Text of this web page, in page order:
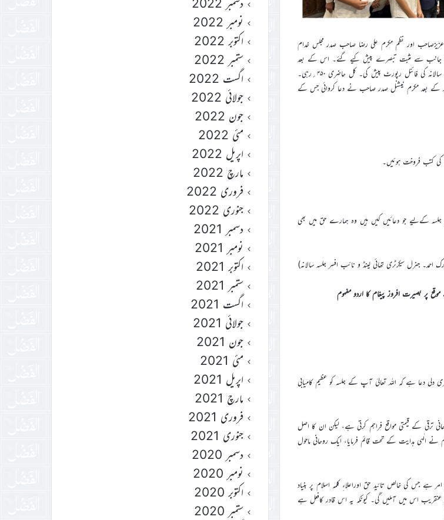
اور نظم مکرم علی رضا صاحب صدر مجلس خدام
کی جانب سے مثبت تبصرے پیش کيے گئے۔ اس کے بعد
خاکسار (نائب افسر جلسہ سالانہ و چیئر مین اسائلم کمیٹی) نے اسائلم کمیٹی تھائی لینڈ کی پراگریس رپورٹ اور جلسہ سالانہ کی فائنل رپورٹ پیش کی۔ کل حاضری ۴۵۰؍رہی۔
۳۰۰۰؍افراد نے استفادہ کیا۔ اختتامی تقریر کے بعد مکرم نیشنل صدر صاحب نے دعا کروائی جس کے
کےليے جو دعائیں کیں ہیں وہ ہمارے حق میں بھی
احمد۔ جنرل سیکرٹری تھائی لینڈ و نائب افسر جلسہ سالانہ)
۲۴و۲۵؍اپریل ۲۰۲۶ء کو منعقد کر رہے ہیں۔ میری دلی دعا ہے کہ اللہ تعالیٰ آپ کے جلسہ کو عظیم کامیابی
ترقی کے قیمتی مواقع فراہم کرتی ہے، لیکن ان کا اصل
نے الٰہی ہدایت کے تحت قائم فرمایا، ایک روحانی ماحول
ہے جس کی خالص تائید حق اوراعلاءِ کلمہ اسلام پر بنیاد
اس میں آملیں گی۔ کیونکہ یہ اس قادر کافعل ہے
دسمبر 2022
نومبر 2022
اکتوبر 2022
ستمبر 2022
اگست 2022
جولائی 2022
جون 2022
مئی 2022
اپریل 2022
مارچ 2022
فروری 2022
جنوری 2022
دسمبر 2021
نومبر 2021
اکتوبر 2021
ستمبر 2021
اگست 2021
جولائی 2021
جون 2021
مئی 2021
اپریل 2021
مارچ 2021
فروری 2021
جنوری 2021
دسمبر 2020
نومبر 2020
اکتوبر 2020
ستمبر 2020